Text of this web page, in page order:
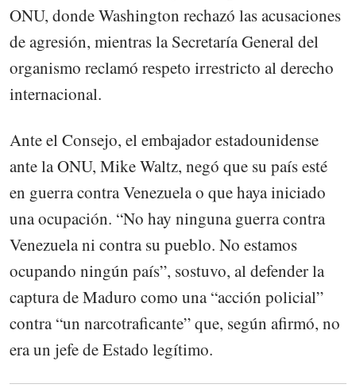
ONU, donde Washington rechazó las acusaciones
de agresión, mientras la Secretaría General del
organismo reclamó respeto irrestricto al derecho
internacional.
Ante el Consejo, el embajador estadounidense
ante la ONU, Mike Waltz, negó que su país esté
en guerra contra Venezuela o que haya iniciado
una ocupación. “No hay ninguna guerra contra
Venezuela ni contra su pueblo. No estamos
ocupando ningún país”, sostuvo, al defender la
captura de Maduro como una “acción policial”
contra “un narcotraficante” que, según afirmó, no
era un jefe de Estado legítimo.